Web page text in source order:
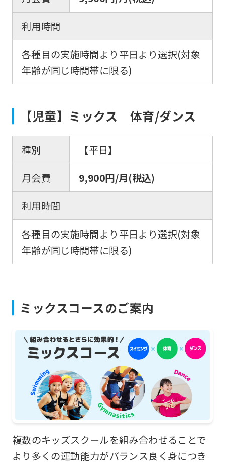
利用時間
各種目の実施時間より平日より選択(対象
年齢が同じ時間帯に限る)
【児童】ミックス 体育/ダンス
種別
【平日】
月会費
9,900円/月(税込)
利用時間
各種目の実施時間より平日より選択(対象
年齢が同じ時間帯に限る)
ミックスコースのご案内
複数のキッズスクールを組み合わせることで
より多くの運動能力がバランス良く身につき
For
foreigners
Central
official
website
is
into
Click
the
link
below
(start
automatic
translation)
to